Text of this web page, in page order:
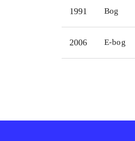
1991 Bog
2006 E-bog